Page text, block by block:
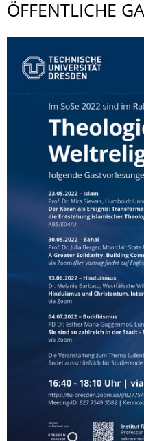
ÖFFENTLICHE